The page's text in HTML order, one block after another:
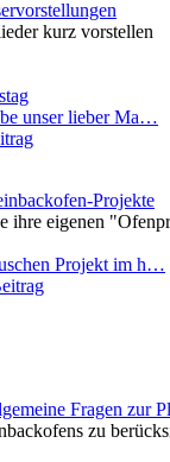
kurz vorstellen
unser lieber Ma…
Projekte
ihre eigenen
Projekt im h…
Fragen zur
zu